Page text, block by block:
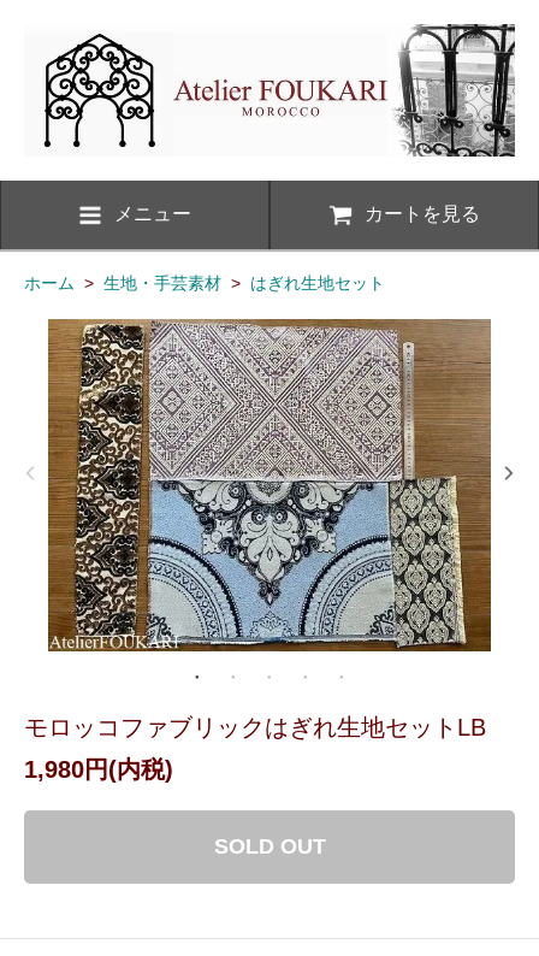
メニュー カートを見る
ホーム > 生地・手芸素材 > はぎれ生地セット
モロッコファブリックはぎれ生地セットLB
1,980円(内税)
SOLD OUT